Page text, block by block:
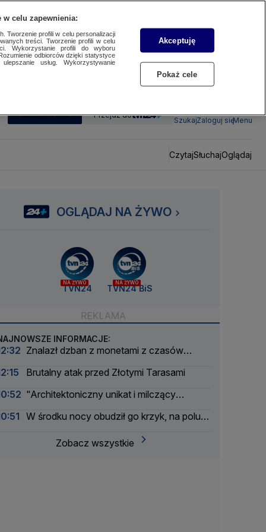
SUBSKRYBUJ Przejdź do
SzukajZaloguj sięMenu
CzytajSłuchajOglądaj
OGLĄDAJ NA ŻYWO
NA ŻYWO
TVN24
NA ŻYWO
TVN24 BiS
INFORMACJE:
Znalazł dzban z monetami z czasów
Brutalny atak przed Złotymi Tarasami
"Architektoniczny unikat i milczący
W środku nocy obudził go krzyk, na polu
Zobacz wszystkie
w celu zapewnienia:
Tworzenie profili w celu personalizacji
treści. Tworzenie profili w celu
Wykorzystanie profili do wyboru
odbiorców dzięki statystyce
usług. Wykorzystywanie
Akceptuję
Pokaż cele